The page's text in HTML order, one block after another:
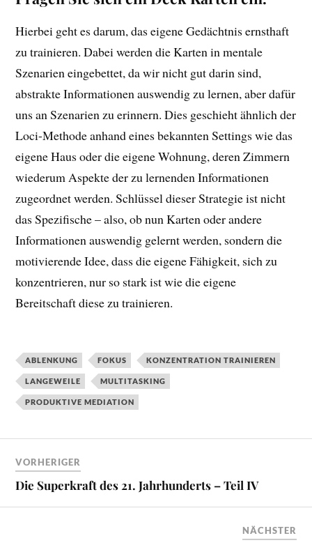
Hierbei geht es darum, das eigene Gedächtnis ernsthaft
zu trainieren. Dabei werden die Karten in mentale
Szenarien eingebettet, da wir nicht gut darin sind,
abstrakte Informationen auswendig zu lernen, aber dafür
uns an Szenarien zu erinnern. Dies geschieht ähnlich der
Loci-Methode anhand eines bekannten Settings wie das
eigene Haus oder die eigene Wohnung, deren Zimmern
wiederum Aspekte der zu lernenden Informationen
zugeordnet werden. Schlüssel dieser Strategie ist nicht
das Spezifische – also, ob nun Karten oder andere
Informationen auswendig gelernt werden, sondern die
motivierende Idee, dass die eigene Fähigkeit, sich zu
konzentrieren, nur so stark ist wie die eigene
Bereitschaft diese zu trainieren.
ABLENKUNG FOKUS KONZENTRATION TRAINIEREN
LANGEWEILE MULTITASKING
PRODUKTIVE MEDIATION
VORHERIGER
Die Superkraft des 21. Jahrhunderts – Teil IV
NÄCHSTER